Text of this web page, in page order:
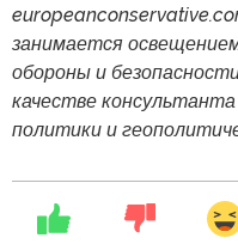
занимается
обороны и
качестве
политики и